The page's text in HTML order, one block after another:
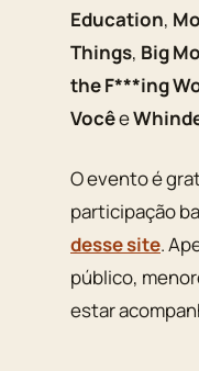
Education,
Things, Big
the F***ing
Vocêe
O evento é
participação
desse site.
público,
estar